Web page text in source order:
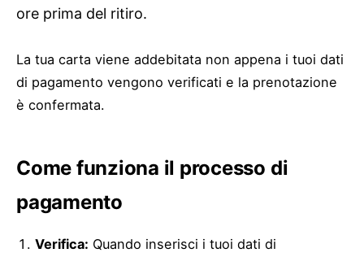
ore prima del ritiro.
La tua carta viene addebitata non appena i tuoi dati
di pagamento vengono verificati e la prenotazione
è confermata.
Come funziona il processo di
pagamento
Verifica: Quando inserisci i tuoi dati di